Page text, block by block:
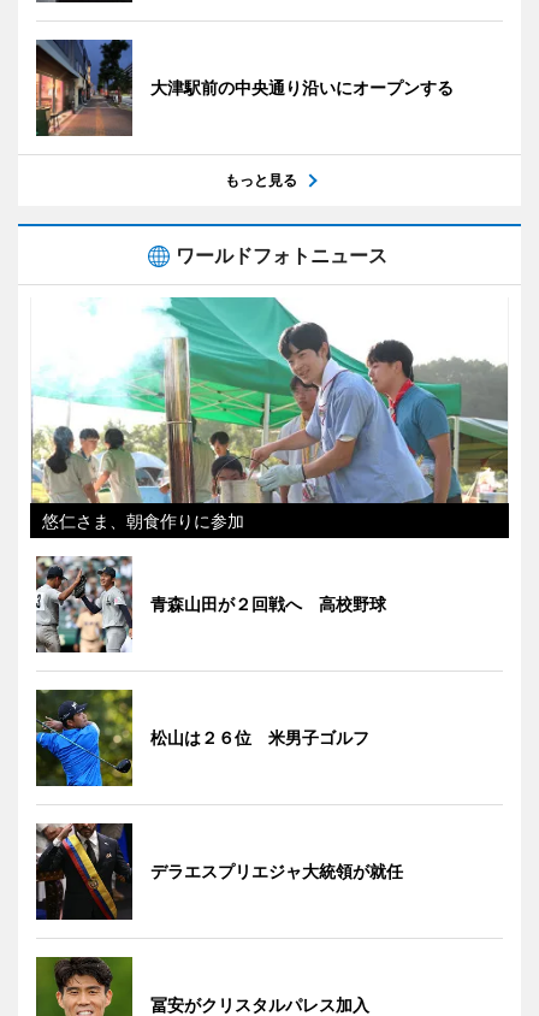
大津駅前の中央通り沿いにオープンする
もっと見る
ワールドフォトニュース
悠仁さま、朝食作りに参加
青森山田が２回戦へ 高校野球
松山は２６位 米男子ゴルフ
デラエスプリエジャ大統領が就任
冨安がクリスタルパレス加入